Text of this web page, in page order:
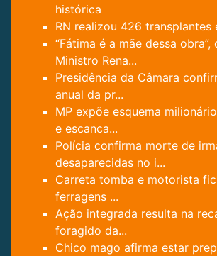
histórica
RN realizou 426 transplantes
“Fátima é a mãe dessa obra”,
Ministro Rena...
Presidência da Câmara
anual da pr...
MP expõe esquema
e escanca...
Polícia confirma morte de
desaparecidas no i...
Carreta tomba e motorista
ferragens ...
Ação integrada resulta na
foragido da...
Chico mago afirma estar